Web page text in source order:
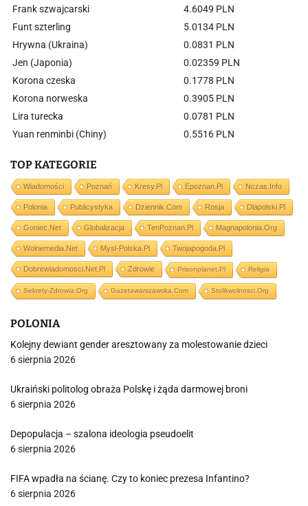
Frank szwajcarski
4.6049 PLN
Funt szterling
5.0134 PLN
Hrywna (Ukraina)
0.0831 PLN
Jen (Japonia)
0.02359 PLN
Korona czeska
0.1778 PLN
Korona norweska
0.3905 PLN
Lira turecka
0.0781 PLN
Yuan renminbi (Chiny)
0.5516 PLN
TOP KATEGORIE
Wiadomości Poznań Kresy.pl Epoznan.pl Nczas.info
Polonia Publicystyka Dziennik.com Rosja Dlapolski.pl
Goniec.net Globalizacja TenPoznan.pl Magnapolonia.org
Wolnemedia.net Mysl-Polska.pl Twojapogoda.pl
Dobrewiadomosci.net.pl Zdrowie Prisonplanet.pl Religia
Sekrety-Zdrowia.org Gazetawarszawska.com Stolikwolnosci.org
POLONIA
Kolejny dewiant gender aresztowany za molestowanie dzieci
6 sierpnia 2026
Ukraiński politolog obraża Polskę i żąda darmowej broni
6 sierpnia 2026
Depopulacja – szalona ideologia pseudoelit
6 sierpnia 2026
FIFA wpadła na ścianę. Czy to koniec prezesa Infantino?
6 sierpnia 2026